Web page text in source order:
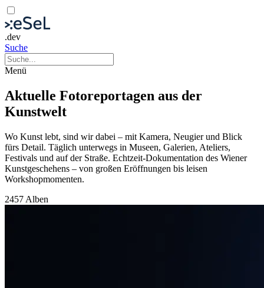
.dev
Suche
Menü
Aktuelle Fotoreportagen aus der
Kunstwelt
Wo Kunst lebt, sind wir dabei – mit Kamera, Neugier und Blick
fürs Detail. Täglich unterwegs in Museen, Galerien, Ateliers,
Festivals und auf der Straße. Echtzeit-Dokumentation des Wiener
Kunstgeschehens – von großen Eröffnungen bis leisen
Workshopmomenten.
2457 Alben